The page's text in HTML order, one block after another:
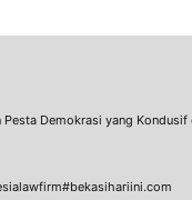
Pesta Demokrasi yang Kondusif